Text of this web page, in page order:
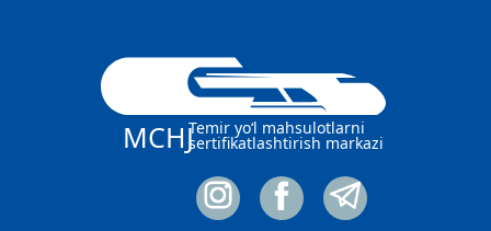
MCHJTemir yo‘l mahsulotlarni
sertifikatlashtirish markazi